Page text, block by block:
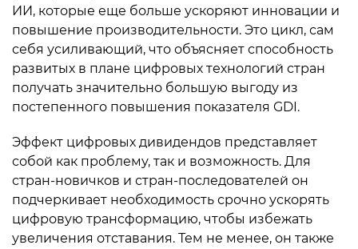
ИИ, которые еще больше ускоряют инновации и
повышение производительности. Это цикл, сам
себя усиливающий, что объясняет способность
развитых в плане цифровых технологий стран
получать значительно большую выгоду из
постепенного повышения показателя GDI.
Эффект цифровых дивидендов представляет
собой как проблему, так и возможность. Для
стран-новичков и стран-последователей он
подчеркивает необходимость срочно ускорять
цифровую трансформацию, чтобы избежать
увеличения отставания. Тем не менее, он также